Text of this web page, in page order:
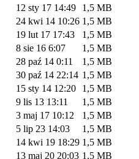
12 sty 17 14:49
1,5 MB
24 kwi 14 10:26 1,5 MB
19 lut 17 17:43
1,5 MB
8 sie 16 6:07
1,5 MB
28 paź 14 0:11
1,5 MB
30 paź 14 22:14 1,5 MB
15 sty 14 12:20
1,5 MB
9 lis 13 13:11
1,5 MB
3 maj 17 10:12
1,5 MB
5 lip 23 14:03
1,5 MB
14 kwi 19 18:29 1,5 MB
13 maj 20 20:03 1,5 MB